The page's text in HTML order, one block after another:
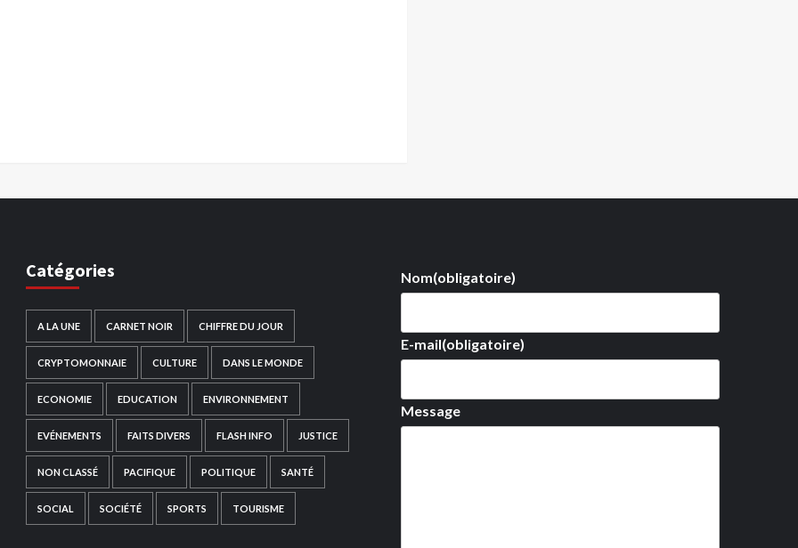
Catégories
A LA UNE CARNET NOIR CHIFFRE DU JOUR
CRYPTOMONNAIE CULTURE DANS LE MONDE
ECONOMIE EDUCATION ENVIRONNEMENT
EVÉNEMENTS FAITS DIVERS FLASH INFO JUSTICE
NON CLASSÉ PACIFIQUE POLITIQUE SANTÉ
SOCIAL SOCIÉTÉ SPORTS TOURISME
Nom(obligatoire)
E-mail(obligatoire)
Message